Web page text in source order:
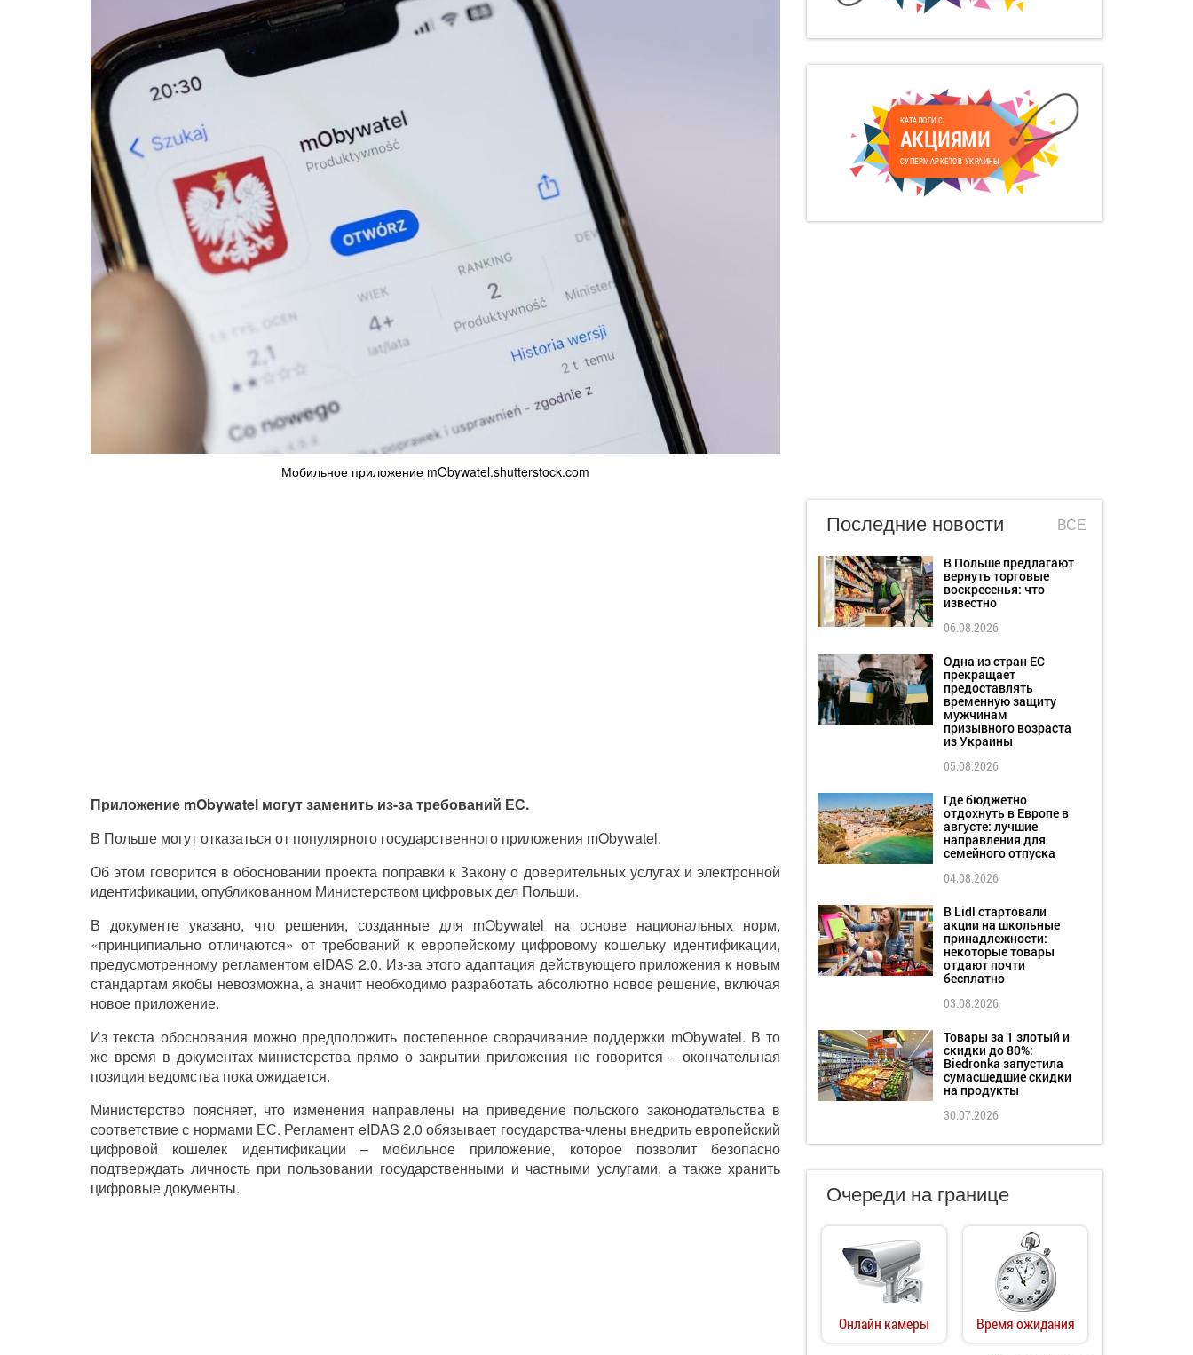
Мобильное приложение mObywatel.shutterstock.com
Приложение mObywatel могут заменить из-за требований ЕС.
В Польше могут отказаться от популярного государственного приложения mObywatel.
Об этом говорится в обосновании проекта поправки к Закону о доверительных услугах и электронной
идентификации, опубликованном Министерством цифровых дел Польши.
В документе указано, что решения, созданные для mObywatel на основе национальных норм,
«принципиально отличаются» от требований к европейскому цифровому кошельку идентификации,
предусмотренному регламентом eIDAS 2.0. Из-за этого адаптация действующего приложения к новым
стандартам якобы невозможна, а значит необходимо разработать абсолютно новое решение, включая
новое приложение.
Из текста обоснования можно предположить постепенное сворачивание поддержки mObywatel. В то
же время в документах министерства прямо о закрытии приложения не говорится – окончательная
позиция ведомства пока ожидается.
Министерство поясняет, что изменения направлены на приведение польского законодательства в
соответствие с нормами ЕС. Регламент eIDAS 2.0 обязывает государства-члены внедрить европейский
цифровой кошелек идентификации – мобильное приложение, которое позволит безопасно
подтверждать личность при пользовании государственными и частными услугами, а также хранить
цифровые документы.
КАТАЛОГИ С
АКЦИЯМИ
СУПЕРМАРКЕТОВ УКРАИНЫ
Последние новости ВСЕ
В Польше предлагают
вернуть торговые
воскресенья: что
известно
06.08.2026
Одна из стран ЕС
прекращает
предоставлять
временную защиту
мужчинам
призывного возраста
из Украины
05.08.2026
Где бюджетно
отдохнуть в Европе в
августе: лучшие
направления для
семейного отпуска
04.08.2026
В Lidl стартовали
акции на школьные
принадлежности:
некоторые товары
отдают почти
бесплатно
03.08.2026
Товары за 1 злотый и
скидки до 80%:
Biedronka запустила
сумасшедшие скидки
на продукты
30.07.2026
Очереди на границе
Онлайн камеры Время ожидания